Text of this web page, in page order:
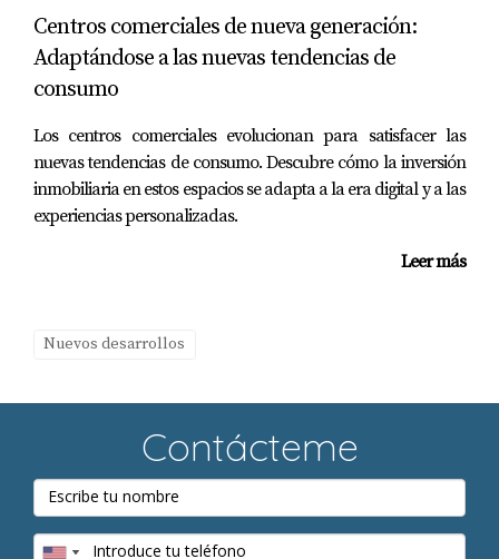
las propiedades en Miami?
El cambio climático está influyendo en los valores de las
propiedades de manera directa. Las áreas más
severos pueden ver una disminución en su valor,
mientras que las propiedades en áreas resilientes pueden
experimentar una apreciación.
¿Qué pueden hacer los propietarios de
Los propietarios pueden realizar mejoras en la
instalación de sistemas de drenaje eficientes y la elección
de materiales de construcción sostenibles que puedan
¿Cómo se están preparando los
desarrolladores para el futuro?
Centros comerciales de nueva generación:
Adaptándose a las nuevas tendencias de
consumo
Los centros comerciales evolucionan para satisfacer las
nuevas tendencias de consumo. Descubre cómo la inversión
inmobiliaria en estos espacios se adapta a la era digital y a las
experiencias personalizadas.
Leer más
Nuevos desarrollos
Contácteme